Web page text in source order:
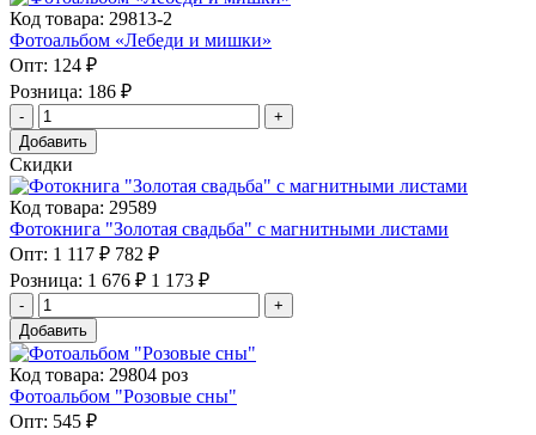
Код товара: 29813-2
Фотоальбом «Лебеди и мишки»
Опт: 124 ₽
Розница: 186 ₽
Добавить
Скидки
Код товара: 29589
Фотокнига "Золотая свадьба" с магнитными листами
Опт: 1 117 ₽ 782 ₽
Розница: 1 676 ₽ 1 173 ₽
Добавить
Код товара: 29804 роз
Фотоальбом "Розовые сны"
Опт: 545 ₽